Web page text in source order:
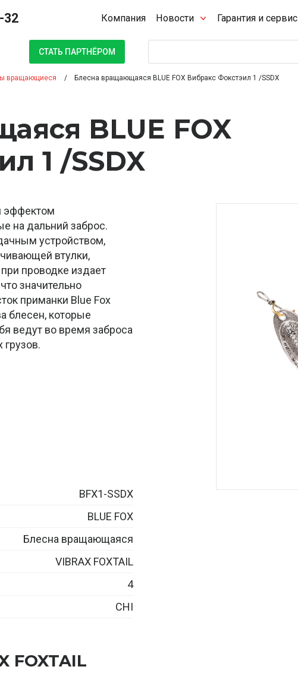
32 Компания Новости Гарантия и сервис
СТАТЬ ПАРТНЁРОМ
вращающиеся Блесна вращающаяся BLUE FOX Вибракс Фокстэил 1 /SSDX
BLUE FOX
1 /SSDX
эффектом
на дальний заброс.
устройством,
втулки,
проводке издает
значительно
приманки Blue Fox
блесен, которые
ведут во время заброса
BFX1-SSDX
BLUE FOX
Блесна вращающаяся
VIBRAX FOXTAIL
4
CHI
FOXTAIL